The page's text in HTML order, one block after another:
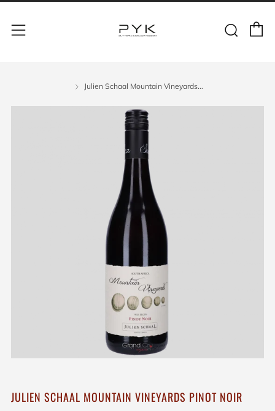
Julien Schaal Mountain Vineyards...
JULIEN SCHAAL MOUNTAIN VINEYARDS PINOT NOIR